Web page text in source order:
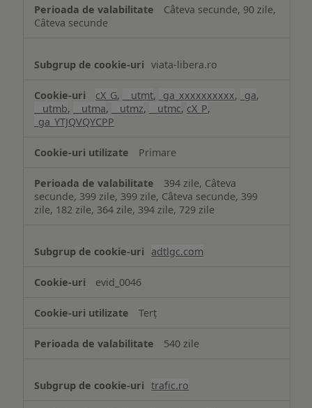
Câteva secunde, 90 zile,
Câteva secunde
viata-libera.ro
cX_G, __utmt, _ga_xxxxxxxxxx, _ga,
__utmb, __utma, __utmz, __utmc, cX_P,
_ga_YTJQVQYCPP
Primare
394 zile, Câteva
secunde, 399 zile, 399 zile, Câteva secunde, 399
zile, 182 zile, 364 zile, 394 zile, 729 zile
adtlgc.com
evid_0046
Terț
540 zile
trafic.ro